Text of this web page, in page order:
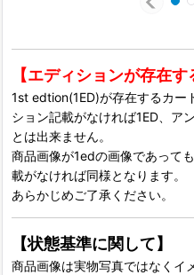
【エディションが存在す
1st edtion(1ED)が存在するカー
ション記載がなければ1ED、ア
とは出来ません。
商品画像が1edの画像であって
載がなければ同様となります。
あらかじめご了承ください。
【状態基準に関して】
商品画像は実物写真ではなくイ